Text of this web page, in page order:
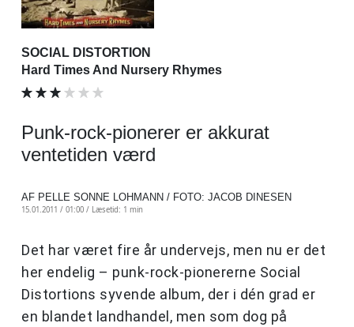
SOCIAL DISTORTION
Hard Times And Nursery Rhymes
Punk-rock-pionerer er akkurat
ventetiden værd
AF PELLE SONNE LOHMANN / FOTO: JACOB DINESEN
15.01.2011 / 01:00 / Læsetid: 1 min
Det har været fire år undervejs, men nu er det
her endelig – punk-rock-pionererne Social
Distortions syvende album, der i dén grad er
en blandet landhandel, men som dog på